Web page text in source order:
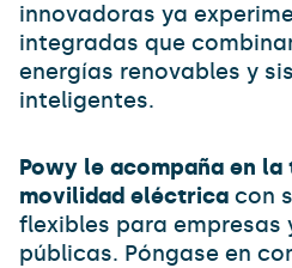
innovadoras ya
integradas que
energías renovables y
inteligentes.
Powy le acompaña en
movilidad eléctrica con
flexibles para empresas
públicas. Póngase en